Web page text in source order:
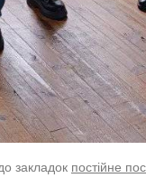
закладок постійне